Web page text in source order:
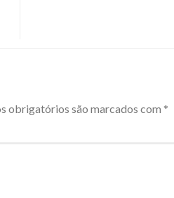
obrigatórios são marcados com *